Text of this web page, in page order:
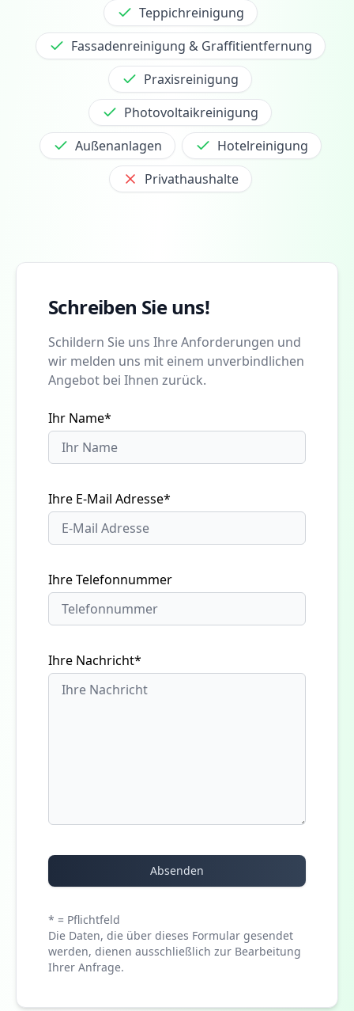
Teppichreinigung
Fassadenreinigung & Graffitientfernung
Praxisreinigung
Photovoltaikreinigung
Außenanlagen
Hotelreinigung
Privathaushalte
Schreiben Sie uns!
Schildern Sie uns Ihre Anforderungen und
wir melden uns mit einem unverbindlichen
Angebot bei Ihnen zurück.
Ihr Name*
Ihre E-Mail Adresse*
Ihre Telefonnummer
Ihre Nachricht*
Absenden
* = Pflichtfeld
Die Daten, die über dieses Formular gesendet
werden, dienen ausschließlich zur Bearbeitung
Ihrer Anfrage.